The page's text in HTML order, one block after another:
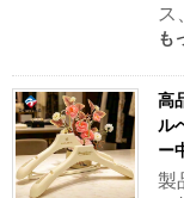
ス
も
高
ル
ー
製